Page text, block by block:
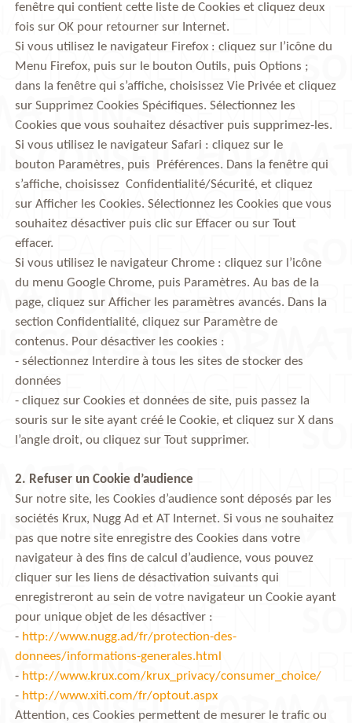
fenêtre qui contient cette liste de Cookies et cliquez deux
fois sur OK pour retourner sur Internet.
Si vous utilisez le navigateur Firefox : cliquez sur l’icône du
Menu Firefox, puis sur le bouton Outils, puis Options ;
dans la fenêtre qui s’affiche, choisissez Vie Privée et cliquez
sur Supprimez Cookies Spécifiques. Sélectionnez les
Cookies que vous souhaitez désactiver puis supprimez-les.
Si vous utilisez le navigateur Safari : cliquez sur le
bouton Paramètres, puis Préférences. Dans la fenêtre qui
s’affiche, choisissez Confidentialité/Sécurité, et cliquez
sur Afficher les Cookies. Sélectionnez les Cookies que vous
souhaitez désactiver puis clic sur Effacer ou sur Tout
effacer.
Si vous utilisez le navigateur Chrome : cliquez sur l’icône
du menu Google Chrome, puis Paramètres. Au bas de la
page, cliquez sur Afficher les paramètres avancés. Dans la
section Confidentialité, cliquez sur Paramètre de
contenus. Pour désactiver les cookies :
- sélectionnez Interdire à tous les sites de stocker des
données
- cliquez sur Cookies et données de site, puis passez la
souris sur le site ayant créé le Cookie, et cliquez sur X dans
l’angle droit, ou cliquez sur Tout supprimer.
2. Refuser un Cookie d’audience
Sur notre site, les Cookies d’audience sont déposés par les
sociétés Krux, Nugg Ad et AT Internet. Si vous ne souhaitez
pas que notre site enregistre des Cookies dans votre
navigateur à des fins de calcul d’audience, vous pouvez
cliquer sur les liens de désactivation suivants qui
enregistreront au sein de votre navigateur un Cookie ayant
pour unique objet de les désactiver :
- http://www.nugg.ad/fr/protection-des-
donnees/informations-generales.html
- http://www.krux.com/krux_privacy/consumer_choice/
- http://www.xiti.com/fr/optout.aspx
Attention, ces Cookies permettent de mesurer le trafic ou